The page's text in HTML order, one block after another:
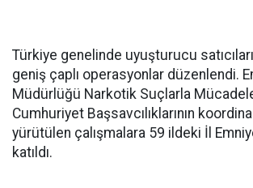
Türkiye genelinde uyuşturucu
geniş çaplı operasyonlar düzenlendi.
Müdürlüğü Narkotik Suçlarla Mücadele
Cumhuriyet Başsavcılıklarının
yürütülen çalışmalara 59 ildeki İl
katıldı.